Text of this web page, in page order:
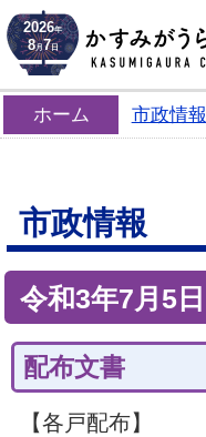
2026年
8月7日
ホーム 市政情報
市政情報
令和3年7月5日
配布文書
【各戸配布】